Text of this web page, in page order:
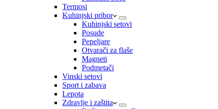
Termosi
Kuhinjski pribor
Kuhinjski setovi
Posude
Pepeljare
Otvarači za flaše
Magneti
Podmetači
Vinski setovi
Sport i zabava
Lepota
Zdravlje i zaštita